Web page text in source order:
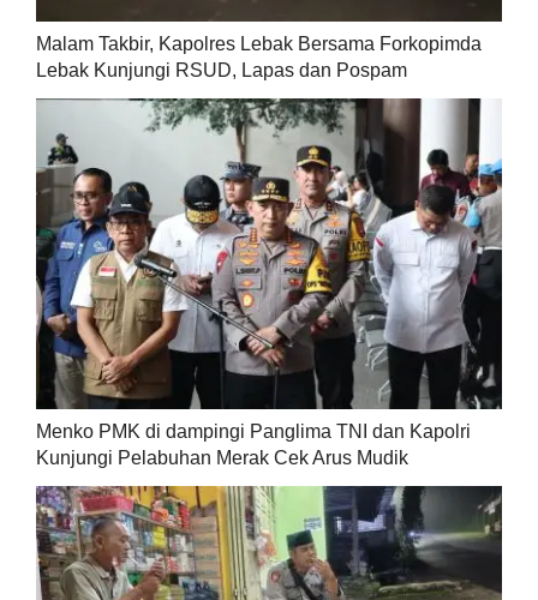
Malam Takbir, Kapolres Lebak Bersama Forkopimda
Lebak Kunjungi RSUD, Lapas dan Pospam
Menko PMK di dampingi Panglima TNI dan Kapolri
Kunjungi Pelabuhan Merak Cek Arus Mudik